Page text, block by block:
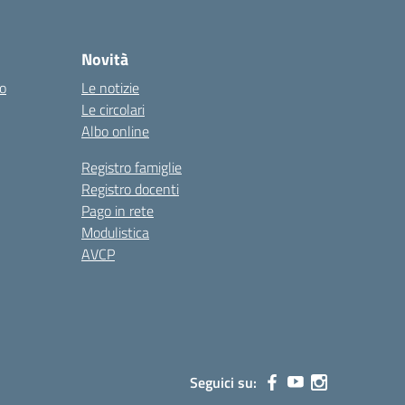
Novità
Le notizie
Le circolari
Albo online
Registro famiglie
Registro docenti
Pago in rete
Modulistica
AVCP
Seguici su: